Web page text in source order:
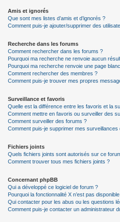
Amis et ignorés
Que sont mes listes d’amis et d’ignorés ?
Comment puis-je ajouter/supprimer des
Recherche dans les forums
Comment rechercher dans les forums ?
Pourquoi ma recherche ne renvoie aucun
Pourquoi ma recherche renvoie une page
Comment rechercher des membres ?
Comment puis-je trouver mes propres
Surveillance et favoris
Quelle est la différence entre les favoris et la
Comment mettre en favoris ou surveiller des
Comment surveiller des forums ?
Comment puis-je supprimer mes surveillances
Fichiers joints
Quels fichiers joints sont autorisés sur ce
Comment trouver tous mes fichiers joints ?
Concernant phpBB
Qui a développé ce logiciel de forum ?
Pourquoi la fonctionnalité X n’est pas
Qui contacter pour les abus ou les questions
Comment puis-je contacter un administrateur